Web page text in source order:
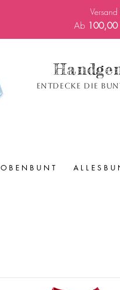
Versand
Ab 100,00
Entdecke die
O B E N B U N T A L L E S B U